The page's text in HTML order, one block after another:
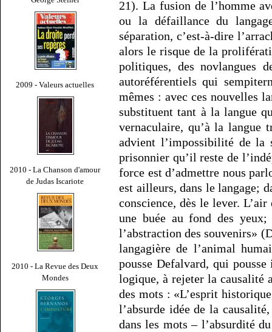
2009 - Valeurs actuelles
2010 - La Chanson d'amour
de Judas Iscariote
2010 - La Revue des Deux
Mondes
21). La fusion de l’homme
ou la défaillance du
séparation, c’est-à-dire
alors le risque de la
politiques, des novlangues
autoréférentiels qui
mêmes : avec ces nouvelles
substituent tant à la langue
vernaculaire, qu’à la
advient l’impossibilité de la
prisonnier qu’il reste de
force est d’admettre nous
est ailleurs, dans le langage;
conscience, dès le lever.
une buée au fond des
l’abstraction des souvenirs»
langagière de l’animal
pousse Defalvard, qui
logique, à rejeter la causalité
des mots : «L’esprit
l’absurde idée de la
dans les mots – l’absurdité